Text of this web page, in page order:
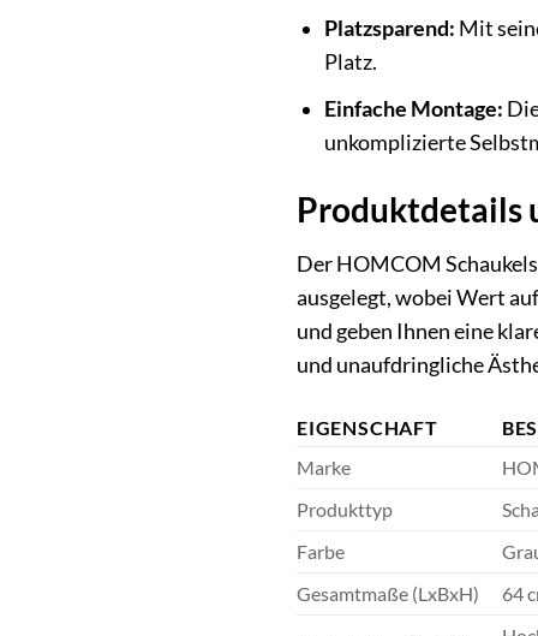
Platzsparend: Mit
Platz.
Einfache Montage:
unkomplizierte
Produktdetails
Der HOMCOM
ausgelegt, wobei Wert
und geben Ihnen eine
und unaufdringliche
EIGENSCHAFT
Marke
Produkttyp
Farbe
Gesamtmaße (LxBxH)
64